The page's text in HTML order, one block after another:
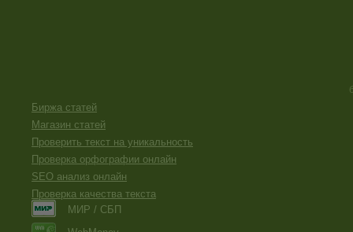
Биржа статей
Магазин статей
Проверить текст на уникальность
Проверка орфографии онлайн
SEO анализ онлайн
Проверка качества текста
МИР / СБП